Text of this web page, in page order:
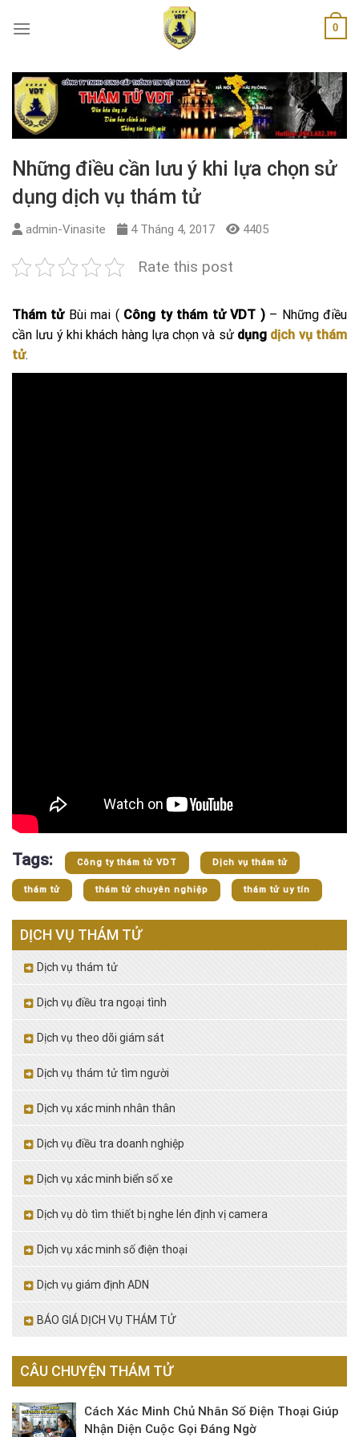
0
Những điều cần lưu ý khi lựa chọn sử
dụng dịch vụ thám tử
admin-Vinasite 4 Tháng 4, 2017 4405
Rate this post
Thám tửBùi mai ( Công ty thám tử VDT ) – Những điều
cần lưu ý khi khách hàng lựa chọn và sử dụng dịch vụ thám
tử.
Tags: Công ty thám tử VDT Dịch vụ thám tử
thám tử thám tử chuyên nghiệp thám tử uy tín
DỊCH VỤ THÁM TỬ
Dịch vụ thám tử
Dịch vụ điều tra ngoại tình
Dịch vụ theo dõi giám sát
Dịch vụ thám tử tìm người
Dịch vụ xác minh nhân thân
Dịch vụ điều tra doanh nghiệp
Dịch vụ xác minh biển số xe
Dịch vụ dò tìm thiết bị nghe lén định vị camera
Dịch vụ xác minh số điện thoại
Dịch vụ giám định ADN
BÁO GIÁ DỊCH VỤ THÁM TỬ
CÂU CHUYỆN THÁM TỬ
Cách Xác Minh Chủ Nhân Số Điện Thoại Giúp
Nhận Diện Cuộc Gọi Đáng Ngờ